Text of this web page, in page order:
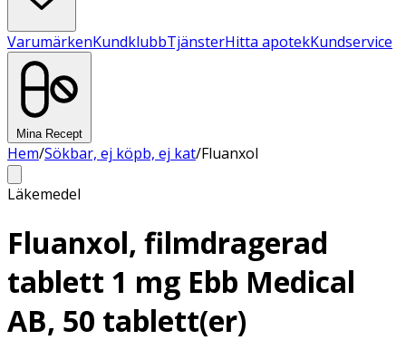
VarumärkenKundklubbTjänsterHitta apotekKundservice
Mina Recept
Hem/Sökbar, ej köpb, ej kat/Fluanxol
Läkemedel
Fluanxol, filmdragerad
tablett 1 mg Ebb Medical
AB, 50 tablett(er)